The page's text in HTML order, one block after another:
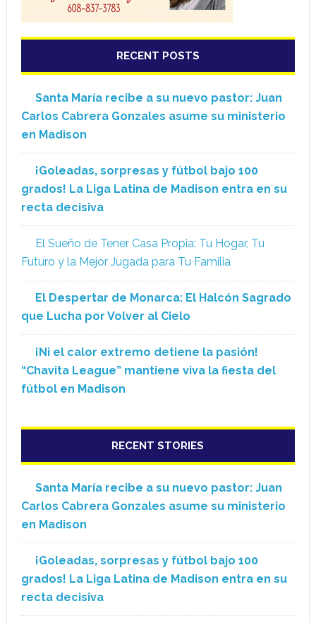
RECENT POSTS
Santa María recibe a su nuevo pastor: Juan
Carlos Cabrera Gonzales asume su ministerio
en Madison
¡Goleadas, sorpresas y fútbol bajo 100
grados! La Liga Latina de Madison entra en su
recta decisiva
El Sueño de Tener Casa Propia: Tu Hogar, Tu
Futuro y la Mejor Jugada para Tu Familia
El Despertar de Monarca: El Halcón Sagrado
que Lucha por Volver al Cielo
¡Ni el calor extremo detiene la pasión!
“Chavita League” mantiene viva la fiesta del
fútbol en Madison
RECENT STORIES
Santa María recibe a su nuevo pastor: Juan
Carlos Cabrera Gonzales asume su ministerio
en Madison
¡Goleadas, sorpresas y fútbol bajo 100
grados! La Liga Latina de Madison entra en su
recta decisiva